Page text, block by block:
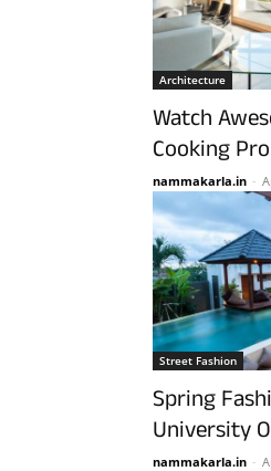
Architecture
Watch
Cooking
nammakarla.in -
Street Fashion
Spring
University
nammakarla.in -